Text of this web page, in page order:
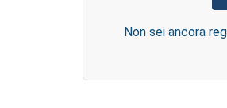
Non sei ancora